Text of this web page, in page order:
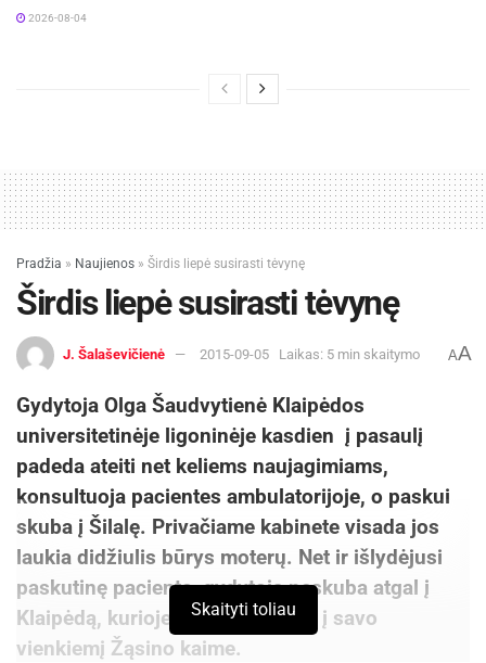
2026-08-04
Pradžia » Naujienos » Širdis liepė susirasti tėvynę
Širdis liepė susirasti tėvynę
J. Šalaševičienė 2015-09-05 Laikas: 5 min skaitymo AA
Gydytoja Olga Šaudvytienė Klaipėdos
universitetinėje ligoninėje kasdien į pasaulį
padeda ateiti net keliems naujagimiams,
konsultuoja pacientes ambulatorijoje, o paskui
skuba į Šilalę. Privačiame kabinete visada jos
laukia didžiulis būrys moterų. Net ir išlydėjusi
paskutinę pacientę, gydytoja neskuba atgal į
Klaipėdą, kurioje gyvena, o suka į savo
vienkiemį Žąsino kaime.
Skaityti toliau